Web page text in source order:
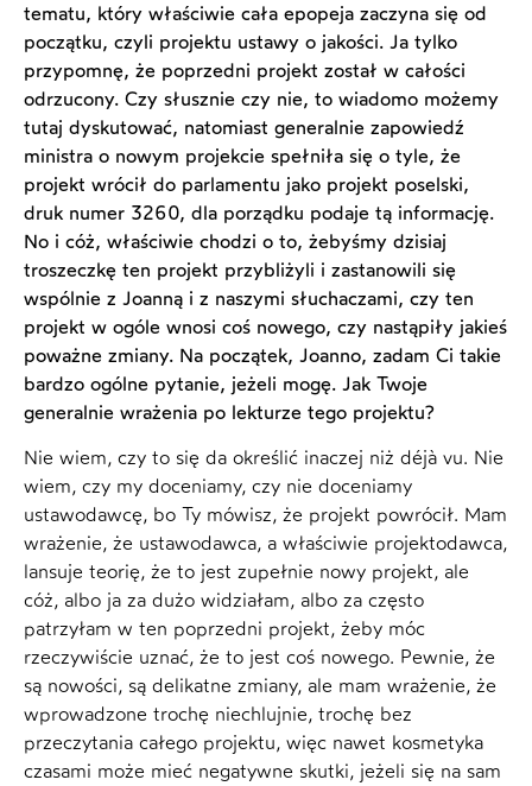
tematu, który właściwie cała epopeja zaczyna się od
początku, czyli projektu ustawy o jakości. Ja tylko
przypomnę, że poprzedni projekt został w całości
odrzucony. Czy słusznie czy nie, to wiadomo możemy
tutaj dyskutować, natomiast generalnie zapowiedź
ministra o nowym projekcie spełniła się o tyle, że
projekt wrócił do parlamentu jako projekt poselski,
druk numer 3260, dla porządku podaje tą informację.
No i cóż, właściwie chodzi o to, żebyśmy dzisiaj
troszeczkę ten projekt przybliżyli i zastanowili się
wspólnie z Joanną i z naszymi słuchaczami, czy ten
projekt w ogóle wnosi coś nowego, czy nastąpiły jakieś
poważne zmiany. Na początek, Joanno, zadam Ci takie
bardzo ogólne pytanie, jeżeli mogę. Jak Twoje
generalnie wrażenia po lekturze tego projektu?
Nie wiem, czy to się da określić inaczej niż déjà vu. Nie
wiem, czy my doceniamy, czy nie doceniamy
ustawodawcę, bo Ty mówisz, że projekt powrócił. Mam
wrażenie, że ustawodawca, a właściwie projektodawca,
lansuje teorię, że to jest zupełnie nowy projekt, ale
cóż, albo ja za dużo widziałam, albo za często
patrzyłam w ten poprzedni projekt, żeby móc
rzeczywiście uznać, że to jest coś nowego. Pewnie, że
są nowości, są delikatne zmiany, ale mam wrażenie, że
wprowadzone trochę niechlujnie, trochę bez
przeczytania całego projektu, więc nawet kosmetyka
czasami może mieć negatywne skutki, jeżeli się na sam